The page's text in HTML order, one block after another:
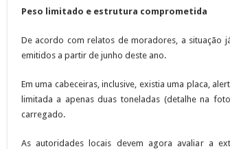
Peso limitado e estrutura comprometida
De acordo com relatos de moradores, a situação
emitidos a partir de junho deste ano.
Em uma cabeceiras, inclusive, existia uma placa,
limitada a apenas duas toneladas (detalhe na
carregado.
As autoridades locais devem agora avaliar a